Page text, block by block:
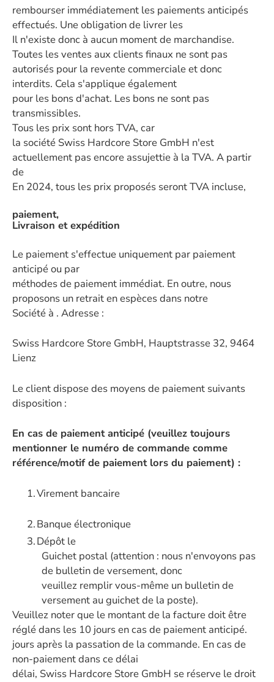
rembourser immédiatement les paiements anticipés
effectués. Une obligation de livrer les
Il n'existe donc à aucun moment de marchandise.
Toutes les ventes aux clients finaux ne sont pas
autorisés pour la revente commerciale et donc
interdits. Cela s'applique également
pour les bons d'achat. Les bons ne sont pas
transmissibles.
Tous les prix sont hors TVA, car
la société Swiss Hardcore Store GmbH n'est
actuellement pas encore assujettie à la TVA. A partir
de
En 2024, tous les prix proposés seront TVA incluse,
paiement,
Livraison et expédition
Le paiement s'effectue uniquement par paiement
anticipé ou par
méthodes de paiement immédiat. En outre, nous
proposons un retrait en espèces dans notre
Société à . Adresse :
Swiss Hardcore Store GmbH, Hauptstrasse 32, 9464
Lienz
Le client dispose des moyens de paiement suivants
disposition :
En cas de paiement anticipé (veuillez toujours
mentionner le numéro de commande comme
référence/motif de paiement lors du paiement) :
1.Virement bancaire
2.Banque électronique
3.Dépôt le
Guichet postal (attention : nous n'envoyons pas
de bulletin de versement, donc
veuillez remplir vous-même un bulletin de
versement au guichet de la poste).
Veuillez noter que le montant de la facture doit être
réglé dans les 10 jours en cas de paiement anticipé.
jours après la passation de la commande. En cas de
non-paiement dans ce délai
délai, Swiss Hardcore Store GmbH se réserve le droit